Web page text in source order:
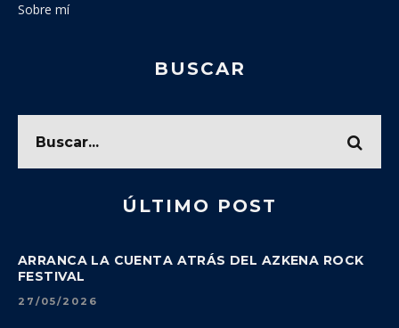
Sobre mí
BUSCAR
ÚLTIMO POST
ARRANCA LA CUENTA ATRÁS DEL AZKENA ROCK
FESTIVAL
27/05/2026